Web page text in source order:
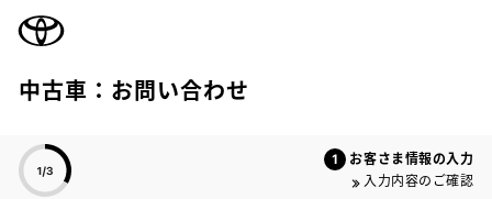
中古車：お問い合わせ
お客さま情報の入力
入力内容のご確認